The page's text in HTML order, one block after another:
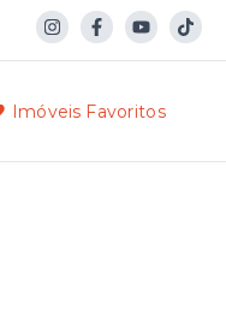
Imóveis Favoritos